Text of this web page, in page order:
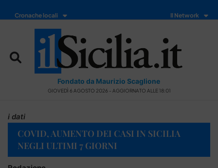
Cronache locali Il Network
Fondato da Maurizio Scaglione
GIOVEDÌ 6 AGOSTO 2026 - AGGIORNATO ALLE 18:01
i dati
COVID, AUMENTO DEI CASI IN SICILIA
NEGLI ULTIMI 7 GIORNI